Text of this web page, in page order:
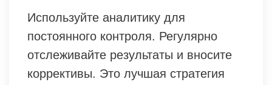
Используйте аналитику для
постоянного контроля. Регулярно
отслеживайте результаты и вносите
коррективы. Это лучшая стратегия